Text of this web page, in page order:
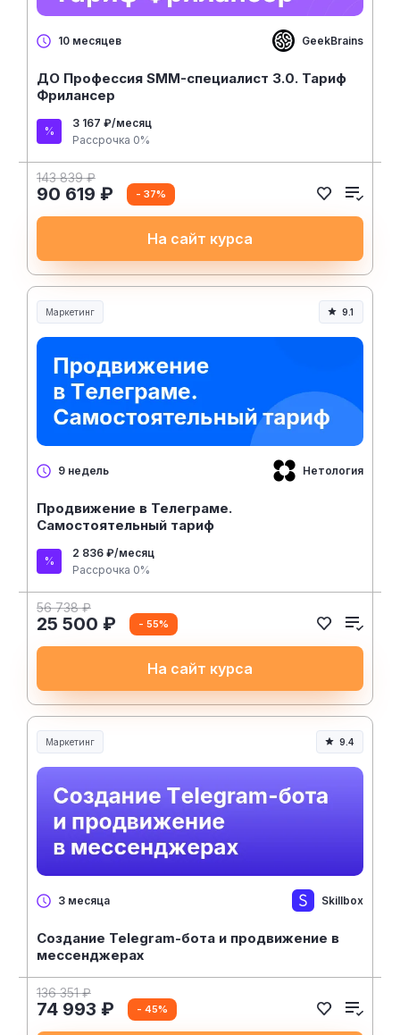
10 месяцев GeekBrains
ДО Профессия SMM-специалист 3.0. Тариф
Фрилансер
3 167 ₽/месяц
Рассрочка 0%
143 839 ₽
90 619 ₽ - 37%
На сайт курса
Маркетинг 9.1
9 недель Нетология
Продвижение в Телеграме.
Самостоятельный тариф
2 836 ₽/месяц
Рассрочка 0%
56 738 ₽
25 500 ₽ - 55%
На сайт курса
Маркетинг 9.4
3 месяца Skillbox
Создание Telegram-бота и продвижение в
мессенджерах
136 351 ₽
74 993 ₽ - 45%